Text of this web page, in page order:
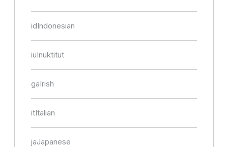
idIndonesian
iuInuktitut
gaIrish
itItalian
jaJapanese